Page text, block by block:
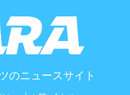
のニュースサイト